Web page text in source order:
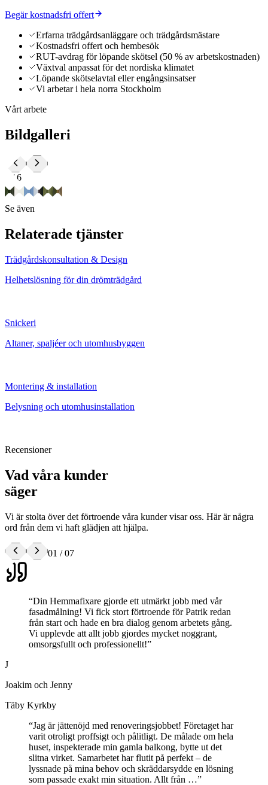
Begär kostnadsfri offert
Erfarna trädgårdsanläggare och trädgårdsmästare
Kostnadsfri offert och hembesök
RUT-avdrag för löpande skötsel (50 % av arbetskostnaden)
Växtval anpassat för det nordiska klimatet
Löpande skötselavtal eller engångsinsatser
Vi arbetar i hela norra Stockholm
Vårt arbete
Bildgalleri
/6
Se även
Relaterade tjänster
Trädgårdskonsultation & Design
Helhetslösning för din drömträdgård
Snickeri
Altaner, spaljéer och utomhusbyggen
Montering & installation
Belysning och utomhusinstallation
Recensioner
Vad våra kunder
säger
Vi är stolta över det förtroende våra kunder visar oss. Här är några
ord från dem vi haft glädjen att hjälpa.
01 /07
“Din Hemmafixare gjorde ett utmärkt jobb med vår
fasadmålning! Vi fick stort förtroende för Patrik redan
från start och hade en bra dialog genom arbetets gång.
Vi upplevde att allt jobb gjordes mycket noggrant,
omsorgsfullt och professionellt!”
J
Joakim och Jenny
Täby Kyrkby
“Jag är jättenöjd med renoveringsjobbet! Företaget har
varit otroligt proffsigt och pålitligt. De målade om hela
huset, inspekterade min gamla balkong, bytte ut det
slitna virket. Samarbetet har flutit på perfekt – de
lyssnade på mina behov och skräddarsydde en lösning
som passade exakt min situation. Allt från …”